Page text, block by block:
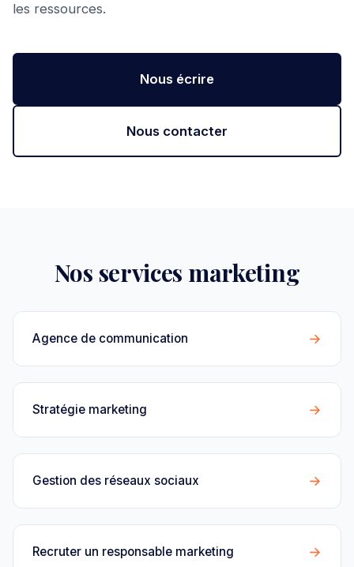
les ressources.
Nous écrire
Nous contacter
Nos services marketing
Agence de communication →
Stratégie marketing →
Gestion des réseaux sociaux →
Recruter un responsable marketing →